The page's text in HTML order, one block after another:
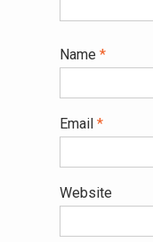
Name *
Email *
Website